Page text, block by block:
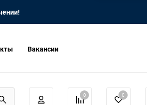
Вакансии
0 0